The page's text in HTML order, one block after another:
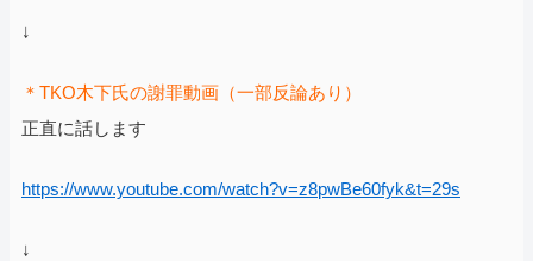
↓
＊TKO木下氏の謝罪動画（一部反論あり）
正直に話します
https://www.youtube.com/watch?v=z8pwBe60fyk&t=29s
↓